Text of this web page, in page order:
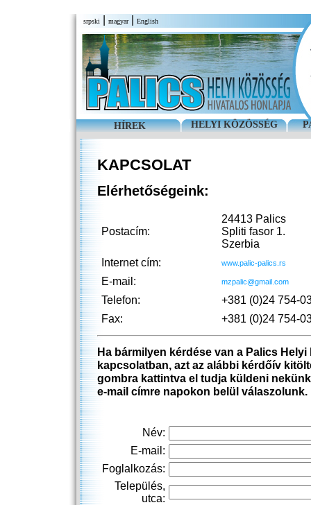
srpski magyar| English
HÍREK HELYI KÖZÖSSÉG
KAPCSOLAT
Elérhetőségeink:
Postacím:
24413 Palics
Spliti fasor 1.
Szerbia
Internet cím:
www.palic-palics.rs
E-mail: mzpalic@gmail.com
Telefon:
+381 (0)24 754-
Fax:
+381 (0)24 754-
Ha bármilyen kérdése van a Palics
kapcsolatban, azt az alábbi kérdőív
gombra kattintva el tudja küldeni
e-mail címre napokon belül válaszolunk.
Név:
E-mail:
Foglalkozás:
Település,
utca: